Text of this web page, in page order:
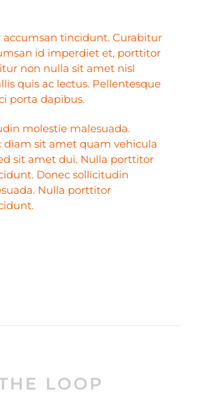
tincidunt. Curabitur
id imperdiet et, porttitor
non nulla sit amet nisl
quis ac lectus. Pellentesque
porta dapibus.
molestie malesuada.
diam sit amet quam vehicula
sit amet dui. Nulla porttitor
Donec sollicitudin
Nulla porttitor
LOOP